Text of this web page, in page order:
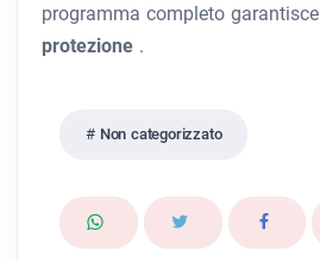
programma completo garantisce
protezione .
Non categorizzato